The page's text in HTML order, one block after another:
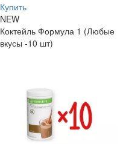
Купить
NEW
Коктейль Формула 1 (Любые
вкусы -10 шт)